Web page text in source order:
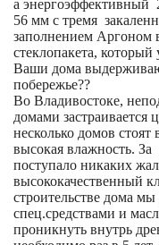
а энергоэффективный
56 мм с тремя
заполнением Аргоном
стеклопакета,
Ваши дома
побережье??
Во Владивостоке,
домами
несколько домов стоят
высокая влажность.
поступало никаких
высококачественный
строительстве дома
спец.средствами и
проникнуть внутрь